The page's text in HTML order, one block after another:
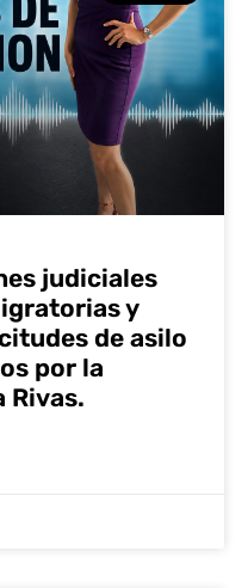
judiciales
y
de asilo
por la
Rivas.